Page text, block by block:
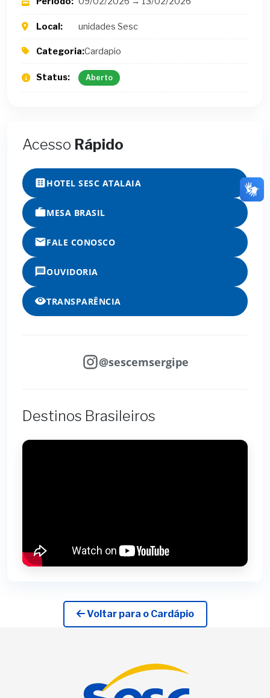
Local: unidades Sesc
Categoria:Cardapio
Status: Aberto
Acesso Rápido
HOTEL SESC ATALAIA
MESA BRASIL
FALE CONOSCO
OUVIDORIA
TRANSPARÊNCIA
@sescemsergipe
Destinos Brasileiros
Voltar para o Cardápio